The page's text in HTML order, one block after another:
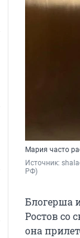
Мария часто
Источник:
РФ)
Блогерша
Ростов со
она